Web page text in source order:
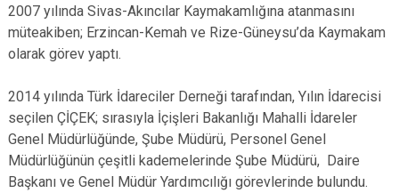
2007 yılında Sivas-Akıncılar Kaymakamlığına atanmasını
müteakiben; Erzincan-Kemah ve Rize-Güneysu’da Kaymakam
olarak görev yaptı.
2014 yılında Türk İdareciler Derneği tarafından, Yılın İdarecisi
seçilen ÇİÇEK; sırasıyla İçişleri Bakanlığı Mahalli İdareler
Genel Müdürlüğünde, Şube Müdürü, Personel Genel
Müdürlüğünün çeşitli kademelerinde Şube Müdürü, Daire
Başkanı ve Genel Müdür Yardımcılığı görevlerinde bulundu.